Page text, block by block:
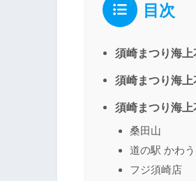
目次
須崎まつり海
須崎まつり海
須崎まつり海
桑田山
道の駅 かわ
フジ須崎店